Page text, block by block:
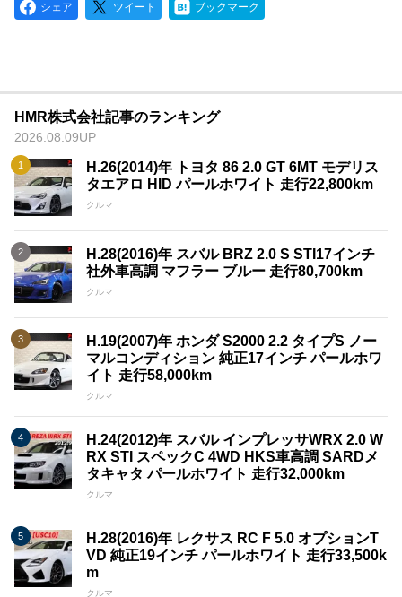
シェア ツイート ブックマーク
HMR株式会社記事のランキング
2026.08.09UP
H.26(2014)年 トヨタ 86 2.0 GT 6MT モデリス
タエアロ HID パールホワイト 走行22,800km
クルマ
H.28(2016)年 スバル BRZ 2.0 S STI17インチ
社外車高調 マフラー ブルー 走行80,700km
クルマ
H.19(2007)年 ホンダ S2000 2.2 タイプS ノー
マルコンディション 純正17インチ パールホワ
イト 走行58,000km
クルマ
H.24(2012)年 スバル インプレッサWRX 2.0 W
RX STI スペックC 4WD HKS車高調 SARDメ
タキャタ パールホワイト 走行32,000km
クルマ
H.28(2016)年 レクサス RC F 5.0 オプションT
VD 純正19インチ パールホワイト 走行33,500k
m
クルマ